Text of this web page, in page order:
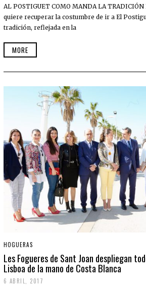
AL POSTIGUET COMO MANDA LA
quiere recuperar la costumbre de ir a El
tradición, reflejada en la
MORE
HOGUERAS
Les Fogueres de Sant Joan despliegan
Lisboa de la mano de Costa Blanca
6 ABRIL, 2017